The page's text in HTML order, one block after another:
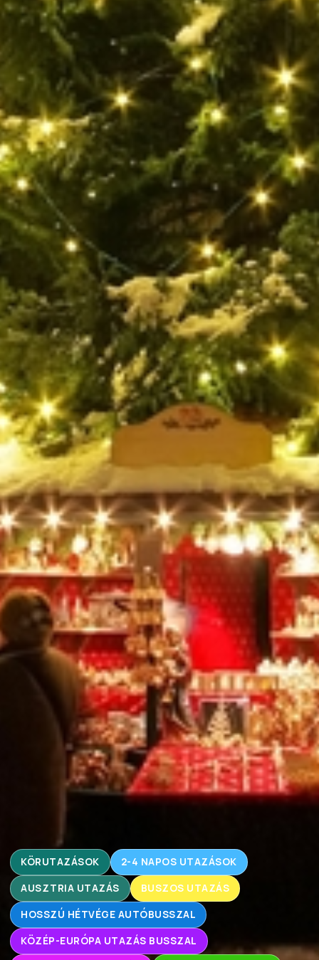
KÖRUTAZÁSOK 2-4 NAPOS UTAZÁSOK
AUSZTRIA UTAZÁS BUSZOS UTAZÁS
HOSSZÚ HÉTVÉGE AUTÓBUSSZAL
KÖZÉP-EURÓPA UTAZÁS BUSSZAL